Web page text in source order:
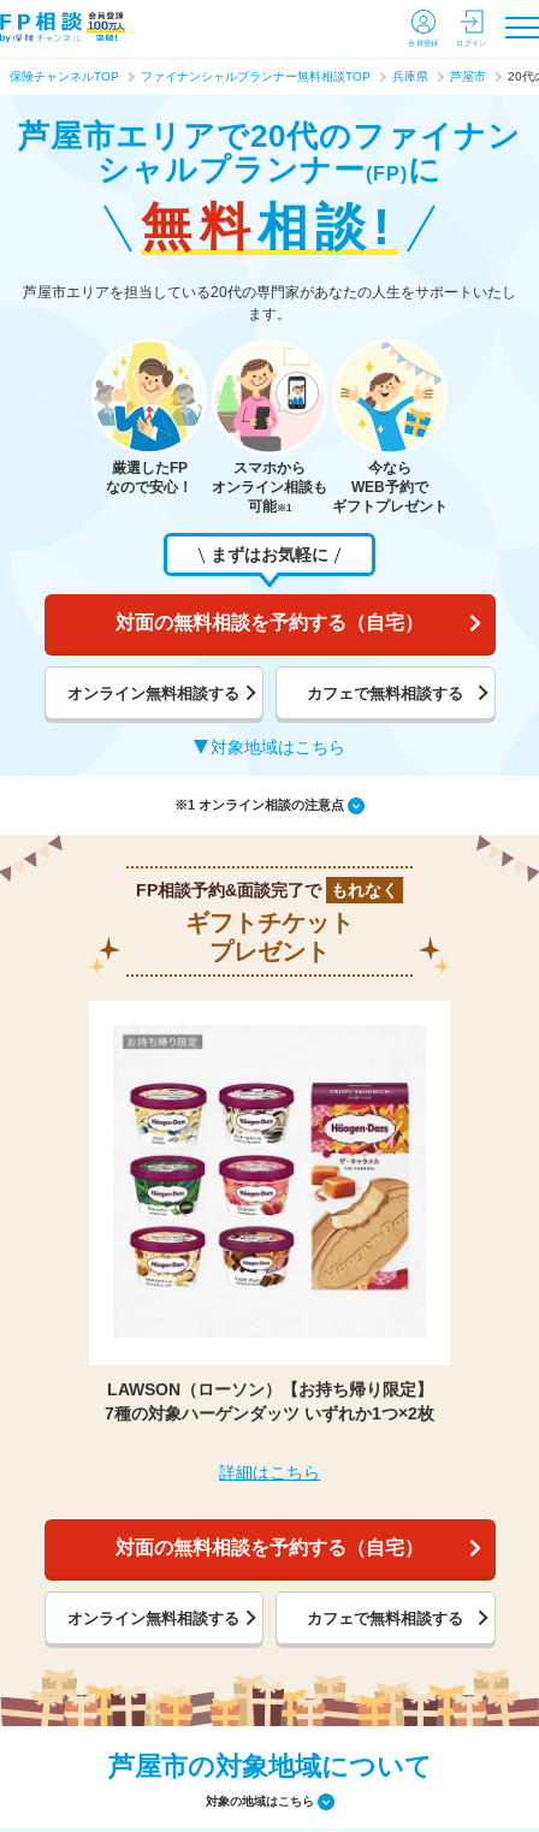
会員登録 ログイン
保険チャンネルTOP ファイナンシャルプランナー無料相談TOP 兵庫県 芦屋市 20代
芦屋市エリアで20代のファイナン
シャルプランナー(FP)に
無料相談!
芦屋市エリアを担当している20代の専門家があなたの人生をサポートいたし
ます。
厳選したFP
なので安心！
スマホから
オンライン相談も
可能※1
今なら
WEB予約で
ギフトプレゼント
まずはお気軽に
対面の無料相談を予約する（自宅）
オンライン無料相談する カフェで無料相談する
対象地域はこちら
※1 オンライン相談の注意点
FP相談予約&面談完了で もれなく
ギフトチケット
プレゼント
LAWSON（ローソン）【お持ち帰り限定】
7種の対象ハーゲンダッツ いずれか1つ×2枚
詳細はこちら
対面の無料相談を予約する（自宅）
オンライン無料相談する カフェで無料相談する
芦屋市の対象地域について
対象の地域はこちら